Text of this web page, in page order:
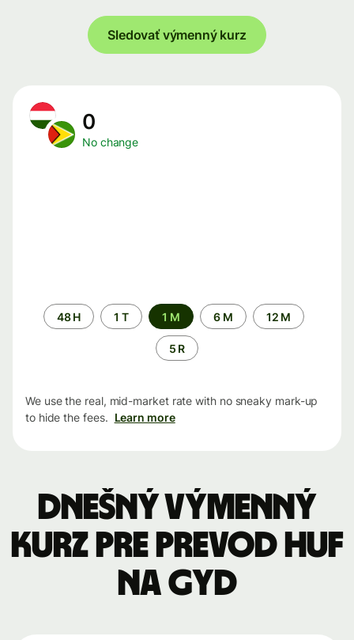
Sledovať výmenný kurz
0
No change
Time
period
48 H 1 T 1 M 6 M 12 M
5 R
We use the real, mid-market rate with no sneaky mark-up
to hide the fees. Learn more
Dnešný výmenný
kurz pre prevod HUF
na GYD